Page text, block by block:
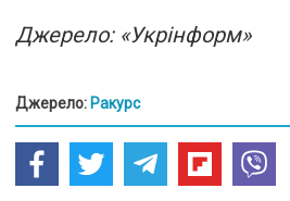
Джерело: «Укрінформ»
Джерело: Ракурс